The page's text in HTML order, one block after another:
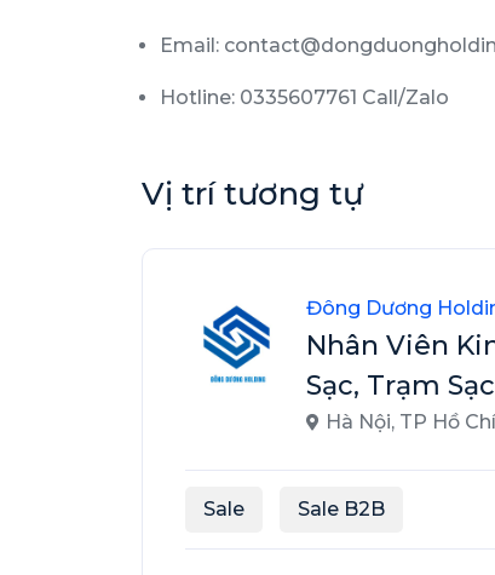
Email:
Hotline: 0335607761 Call/Zalo
Vị trí tương tự
Đông Dương
Nhân Viên
Sạc, Trạm
Hà Nội, TP Hồ
Sale Sale B2B